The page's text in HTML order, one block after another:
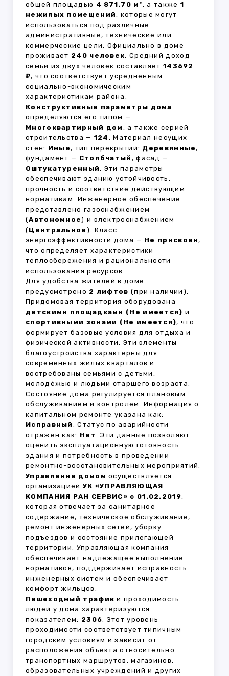
общей площадью 4 871.70 м², а также 1
нежилых помещений, которые могут
использоваться под различные
административные, технические или
коммерческие цели. Официально в доме
проживает 240 человек. Средний доход
семьи из двух человек составляет 143692
₽, что соответствует усреднённым
социально-экономическим
характеристикам района.
Конструктивные параметры дома
определяются его типом —
Многоквартирный дом , а также серией
строительства — 124 . Материал несущих
стен: Иные, тип перекрытий: Деревянные,
фундамент — Столбчатый , фасад —
Оштукатуренный. Эти параметры
обеспечивают зданию устойчивость,
прочность и соответствие действующим
нормативам. Инженерное обеспечение
представлено газоснабжением
(Автономное) и электроснабжением
(Центральное ). Класс
энергоэффективности дома — Не присвоен,
что определяет характеристики
теплосбережения и рациональности
использования ресурсов.
Для удобства жителей в доме
предусмотрено 2 лифтов (при наличии).
Придомовая территория оборудована
детскими площадками (Не имеется) и
спортивными зонами (Не имеется), что
формирует базовые условия для отдыха и
физической активности. Эти элементы
благоустройства характерны для
современных жилых кварталов и
востребованы семьями с детьми,
молодёжью и людьми старшего возраста.
Состояние дома регулируется плановым
обслуживанием и контролем. Информация о
капитальном ремонте указана как:
Исправный . Статус по аварийности
отражён как: Нет. Эти данные позволяют
оценить эксплуатационную готовность
здания и потребность в проведении
ремонтно-восстановительных мероприятий.
Управление домом осуществляется
организациейУК «УПРАВЛЯЮЩАЯ
КОМПАНИЯ РАН СЕРВИС» с 01.02.2019,
которая отвечает за санитарное
содержание, техническое обслуживание,
ремонт инженерных сетей, уборку
подъездов и состояние прилегающей
территории. Управляющая компания
обеспечивает надлежащее выполнение
нормативов, поддерживает исправность
инженерных систем и обеспечивает
комфорт жильцов.
Пешеходный трафик и проходимость
людей у дома характеризуются
показателем: 2306. Этот уровень
проходимости соответствует типичным
городским условиям и зависит от
расположения объекта относительно
транспортных маршрутов, магазинов,
образовательных учреждений и других